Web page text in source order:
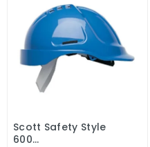
Sepete Ekle
Scott Safety Style
600